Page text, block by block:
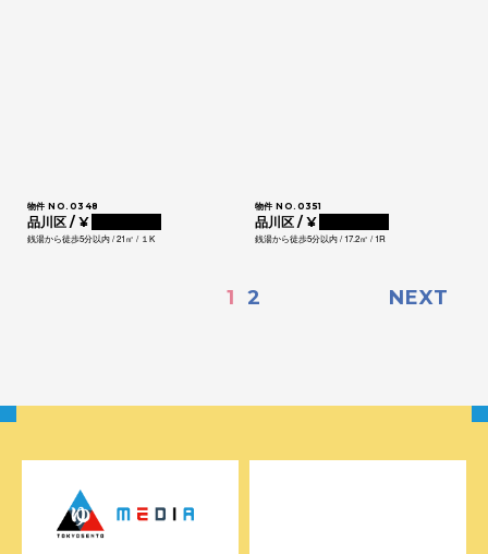
物件 NO.0348
品川区 / ¥
銭湯から徒歩5分以内 / 21㎡ / １K
物件 NO.0351
品川区 / ¥
銭湯から徒歩5分以内 / 17.2㎡ / 1R
1 2 NEXT